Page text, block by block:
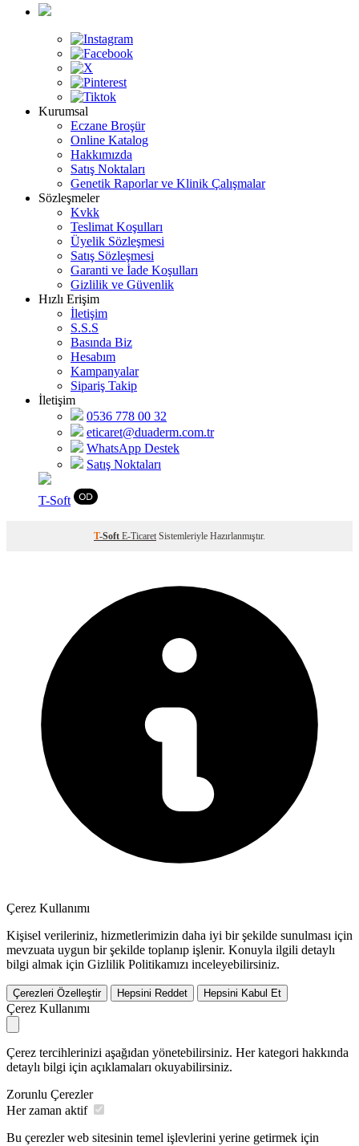
Kurumsal
Eczane Broşür
Online Katalog
Hakkımızda
Satış Noktaları
Genetik Raporlar ve Klinik Çalışmalar
Sözleşmeler
Kvkk
Teslimat Koşulları
Üyelik Sözleşmesi
Satış Sözleşmesi
Garanti ve İade Koşulları
Gizlilik ve Güvenlik
Hızlı Erişim
İletişim
S.S.S
Basında Biz
Hesabım
Kampanyalar
Sipariş Takip
İletişim
0536 778 00 32
eticaret@duaderm.com.tr
WhatsApp Destek
Satış Noktaları
T-Soft
T-Soft E-Ticaret Sistemleriyle Hazırlanmıştır.
Çerez Kullanımı
Kişisel verileriniz, hizmetlerimizin daha iyi bir şekilde sunulması için
mevzuata uygun bir şekilde toplanıp işlenir. Konuyla ilgili detaylı
bilgi almak için Gizlilik Politikamızı inceleyebilirsiniz.
Çerezleri Özelleştir Hepsini Reddet Hepsini Kabul Et
Çerez Kullanımı
Çerez tercihlerinizi aşağıdan yönetebilirsiniz. Her kategori hakkında
detaylı bilgi için açıklamaları okuyabilirsiniz.
Zorunlu Çerezler
Her zaman aktif
Bu çerezler web sitesinin temel işlevlerini yerine getirmek için